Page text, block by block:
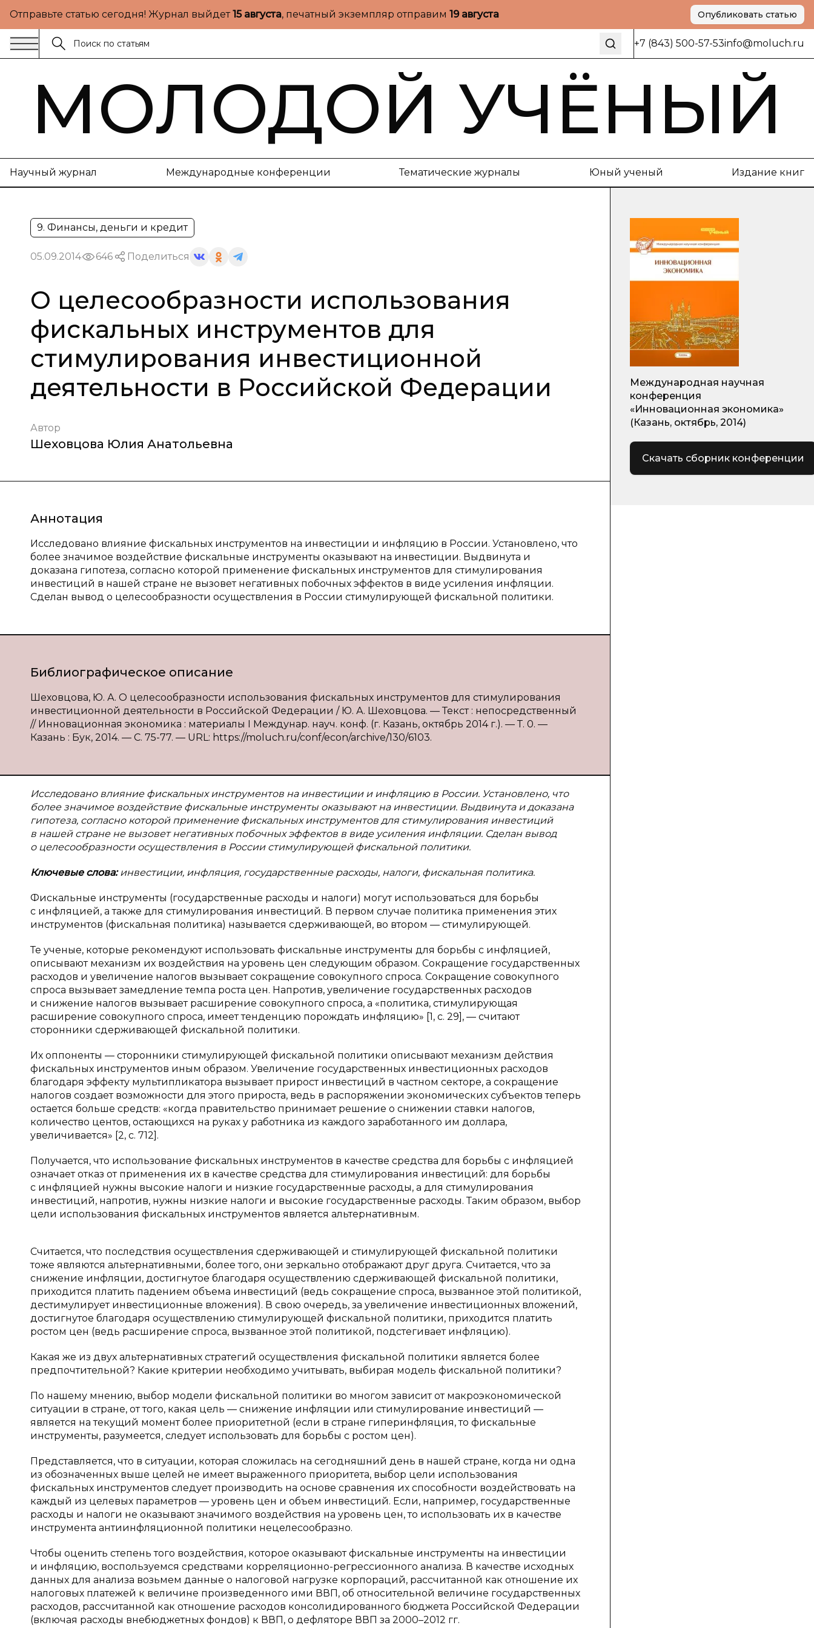
Отправьте статью сегодня! Журнал выйдет15 августа, печатный экземпляр отправим 19 августа Опубликовать статью
+7 (843) 500-57-53info@moluch.ru
МОЛОДОЙ УЧЁНЫЙ
Научный журнал Международные конференции Тематические журналы Юный ученый Издание книг
9. Финансы, деньги и кредит
05.09.2014 646 Поделиться
О целесообразности использования
фискальных инструментов для
стимулирования инвестиционной
деятельности в Российской Федерации
Автор
Шеховцова Юлия Анатольевна
Аннотация
Исследовано влияние фискальных инструментов на инвестиции и инфляцию в России. Установлено, что
более значимое воздействие фискальные инструменты оказывают на инвестиции. Выдвинута и
доказана гипотеза, согласно которой применение фискальных инструментов для стимулирования
инвестиций в нашей стране не вызовет негативных побочных эффектов в виде усиления инфляции.
Сделан вывод о целесообразности осуществления в России стимулирующей фискальной политики.
Библиографическое описание
Шеховцова, Ю. А. О целесообразности использования фискальных инструментов для стимулирования
инвестиционной деятельности в Российской Федерации / Ю. А. Шеховцова. — Текст : непосредственный
// Инновационная экономика : материалы I Междунар. науч. конф. (г. Казань, октябрь 2014 г.). — Т. 0. —
Казань : Бук, 2014. — С. 75-77. — URL: https://moluch.ru/conf/econ/archive/130/6103.
Исследовано влияние фискальных инструментов на инвестиции и инфляцию в России. Установлено, что
более значимое воздействие фискальные инструменты оказывают на инвестиции. Выдвинута и доказана
гипотеза, согласно которой применение фискальных инструментов для стимулирования инвестиций
в нашей стране не вызовет негативных побочных эффектов в виде усиления инфляции. Сделан вывод
о целесообразности осуществления в России стимулирующей фискальной политики.
Ключевые слова: инвестиции, инфляция, государственные расходы, налоги, фискальная политика.
Фискальные инструменты (государственные расходы и налоги) могут использоваться для борьбы
с инфляцией, а также для стимулирования инвестиций. В первом случае политика применения этих
инструментов (фискальная политика) называется сдерживающей, во втором — стимулирующей.
Те ученые, которые рекомендуют использовать фискальные инструменты для борьбы с инфляцией,
описывают механизм их воздействия на уровень цен следующим образом. Сокращение государственных
расходов и увеличение налогов вызывает сокращение совокупного спроса. Сокращение совокупного
спроса вызывает замедление темпа роста цен. Напротив, увеличение государственных расходов
и снижение налогов вызывает расширение совокупного спроса, а «политика, стимулирующая
расширение совокупного спроса, имеет тенденцию порождать инфляцию» [1, c. 29], — считают
сторонники сдерживающей фискальной политики.
Их оппоненты — сторонники стимулирующей фискальной политики описывают механизм действия
фискальных инструментов иным образом. Увеличение государственных инвестиционных расходов
благодаря эффекту мультипликатора вызывает прирост инвестиций в частном секторе, а сокращение
налогов создает возможности для этого прироста, ведь в распоряжении экономических субъектов теперь
остается больше средств: «когда правительство принимает решение о снижении ставки налогов,
количество центов, остающихся на руках у работника из каждого заработанного им доллара,
увеличивается» [2, с. 712].
Получается, что использование фискальных инструментов в качестве средства для борьбы с инфляцией
означает отказ от применения их в качестве средства для стимулирования инвестиций: для борьбы
с инфляцией нужны высокие налоги и низкие государственные расходы, а для стимулирования
инвестиций, напротив, нужны низкие налоги и высокие государственные расходы. Таким образом, выбор
цели использования фискальных инструментов является альтернативным.
Считается, что последствия осуществления сдерживающей и стимулирующей фискальной политики
тоже являются альтернативными, более того, они зеркально отображают друг друга. Считается, что за
снижение инфляции, достигнутое благодаря осуществлению сдерживающей фискальной политики,
приходится платить падением объема инвестиций (ведь сокращение спроса, вызванное этой политикой,
дестимулирует инвестиционные вложения). В свою очередь, за увеличение инвестиционных вложений,
достигнутое благодаря осуществлению стимулирующей фискальной политики, приходится платить
ростом цен (ведь расширение спроса, вызванное этой политикой, подстегивает инфляцию).
Какая же из двух альтернативных стратегий осуществления фискальной политики является более
предпочтительной? Какие критерии необходимо учитывать, выбирая модель фискальной политики?
По нашему мнению, выбор модели фискальной политики во многом зависит от макроэкономической
ситуации в стране, от того, какая цель — снижение инфляции или стимулирование инвестиций —
является на текущий момент более приоритетной (если в стране гиперинфляция, то фискальные
инструменты, разумеется, следует использовать для борьбы с ростом цен).
Представляется, что в ситуации, которая сложилась на сегодняшний день в нашей стране, когда ни одна
из обозначенных выше целей не имеет выраженного приоритета, выбор цели использования
фискальных инструментов следует производить на основе сравнения их способности воздействовать на
каждый из целевых параметров — уровень цен и объем инвестиций. Если, например, государственные
расходы и налоги не оказывают значимого воздействия на уровень цен, то использовать их в качестве
инструмента антиинфляционной политики нецелесообразно.
Чтобы оценить степень того воздействия, которое оказывают фискальные инструменты на инвестиции
и инфляцию, воспользуемся средствами корреляционно-регрессионного анализа. В качестве исходных
данных для анализа возьмем данные о налоговой нагрузке корпораций, рассчитанной как отношение их
налоговых платежей к величине произведенного ими ВВП, об относительной величине государственных
расходов, рассчитанной как отношение расходов консолидированного бюджета Российской Федерации
(включая расходы внебюджетных фондов) к ВВП, о дефляторе ВВП за 2000–2012 гг.
Международная научная
конференция
«Инновационная экономика»
(Казань, октябрь, 2014)
Скачать сборник конференции